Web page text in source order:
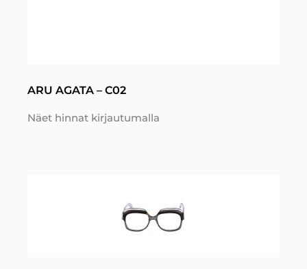
ARU AGATA – C02
Näet hinnat kirjautumalla